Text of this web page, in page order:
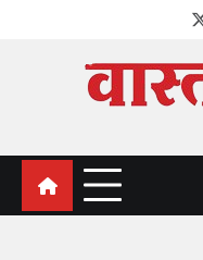
a leading NEWS